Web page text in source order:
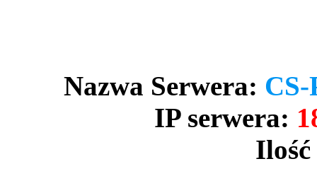
Nazwa Serwera:
IP serwera: